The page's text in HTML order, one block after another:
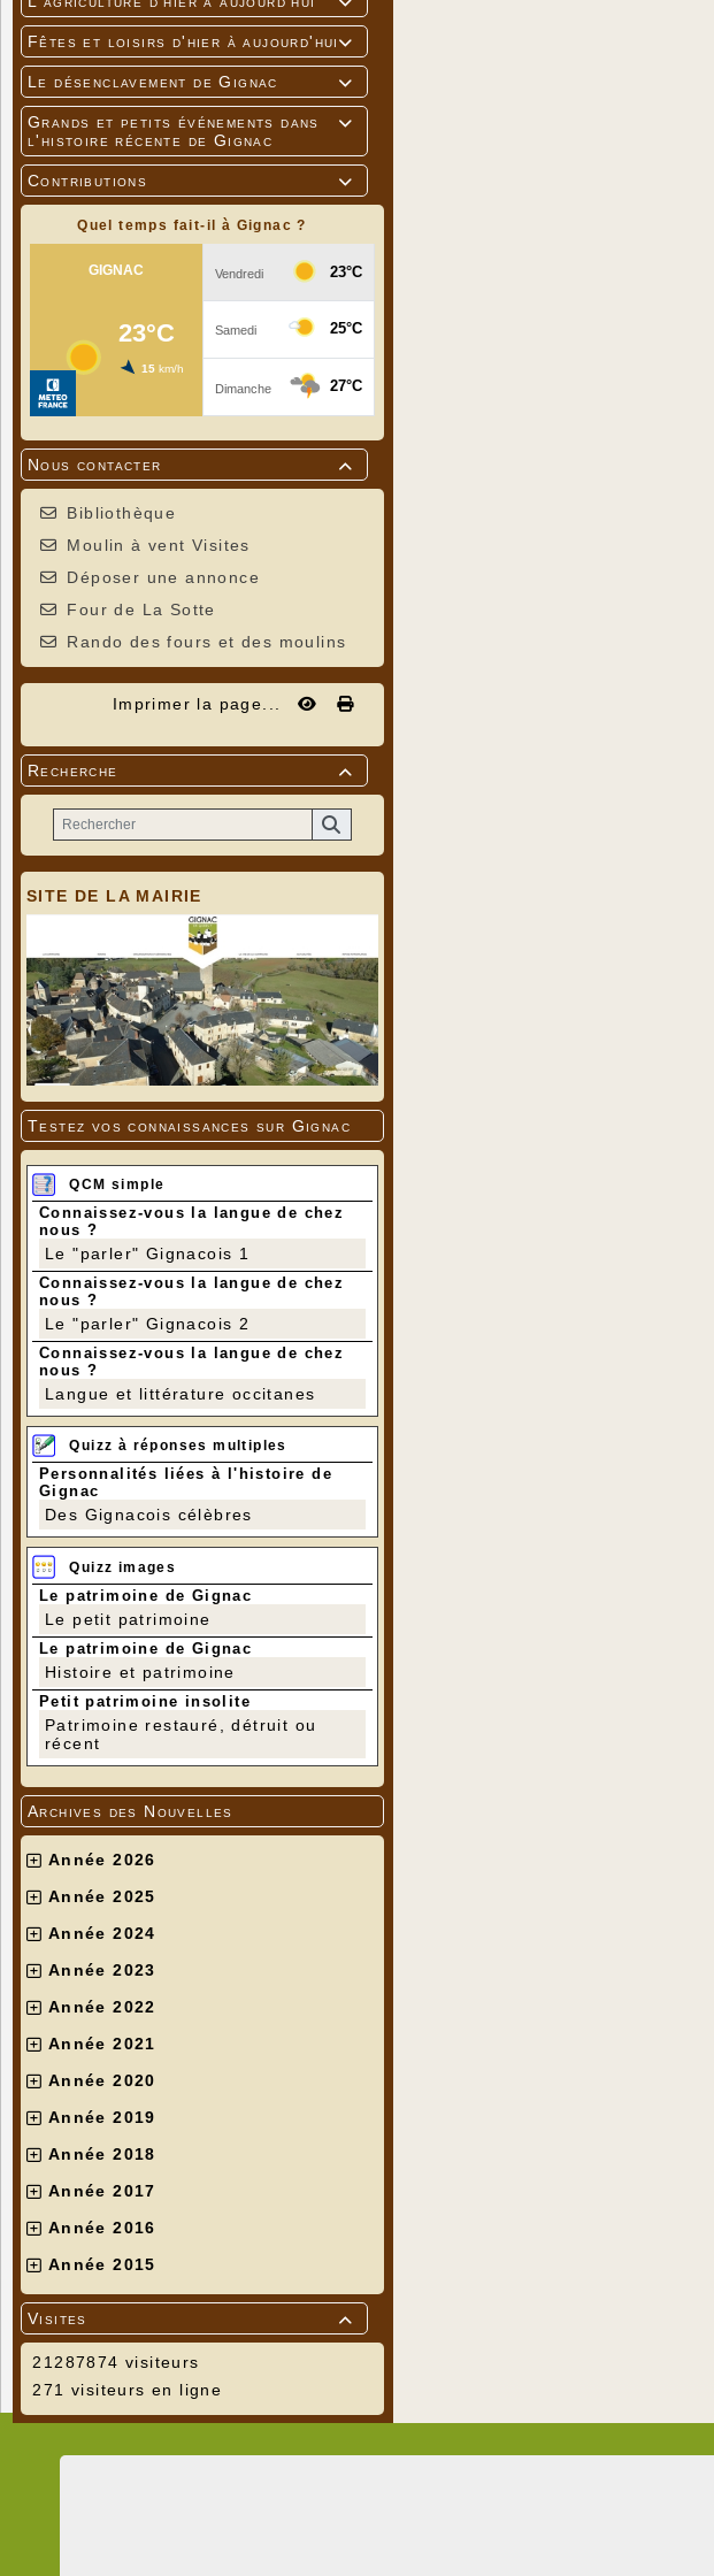


Fêtes et loisirs d'hier à aujourd'hui

Le désenclavement de Gignac

Grands et petits événements dans
l'histoire récente de Gignac

Contributions
Quel temps fait-il à Gignac ?

Nous contacter
Bibliothèque
Moulin à vent Visites
Déposer une annonce
Four de La Sotte
Rando des fours et des moulins
Imprimer la page...

Recherche
SITE DE LA MAIRIE
Testez vos connaissances sur Gignac
QCM simple
Connaissez-vous la langue de chez
nous ?
Le "parler" Gignacois 1
Connaissez-vous la langue de chez
nous ?
Le "parler" Gignacois 2
Connaissez-vous la langue de chez
nous ?
Langue et littérature occitanes
Quizz à réponses multiples
Personnalités liées à l'histoire de
Gignac
Des Gignacois célèbres
Quizz images
Le patrimoine de Gignac
Le petit patrimoine
Le patrimoine de Gignac
Histoire et patrimoine
Petit patrimoine insolite
Patrimoine restauré, détruit ou
récent
Archives des Nouvelles
Année 2026
Année 2025
Année 2024
Année 2023
Année 2022
Année 2021
Année 2020
Année 2019
Année 2018
Année 2017
Année 2016
Année 2015

Visites
21287874 visiteurs
271 visiteurs en ligne